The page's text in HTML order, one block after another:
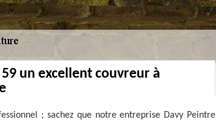
un excellent couvreur à
; sachez que notre entreprise Davy Peintre